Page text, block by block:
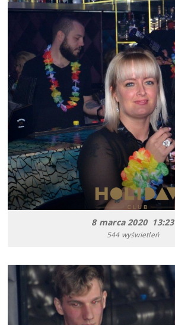
8 marca 2020 13:23
544 wyświetleń